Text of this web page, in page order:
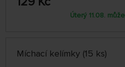
Úterý 11.08.
Míchací kelímky (15 ks)